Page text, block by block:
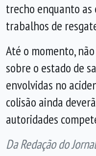
trecho enquanto as
trabalhos de
Até o momento,
sobre o estado de
envolvidas no
colisão ainda
autoridades
Da Redação do